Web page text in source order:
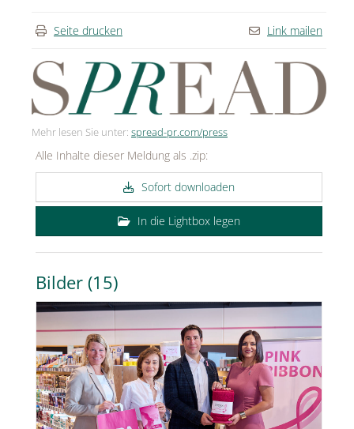
Seite drucken Link mailen
Mehr lesen Sie unter: spread-pr.com/press
Alle Inhalte dieser Meldung als .zip:
Sofort downloaden
In die Lightbox legen
Bilder (15)